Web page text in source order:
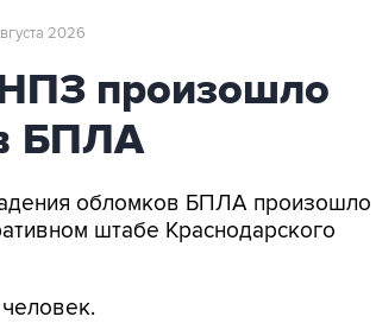
2026
произошло
БПЛА
обломков БПЛА произошло
штабе Краснодарского